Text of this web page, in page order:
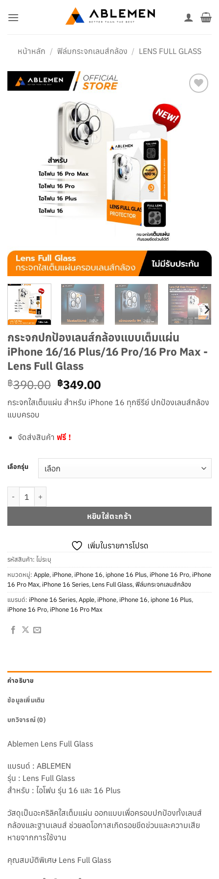
หน้าหลัก / ฟิล์มกระจกเลนส์กล้อง / LENS FULL GLASS
กระจกปกป้องเลนส์กล้องเเบบเต็มเเผ่น
iPhone 16/16 Plus/16 Pro/16 Pro Max -
Lens Full Glass
฿390.00 Original
price
was:
฿349.00Current
price
is:
กระจกใสเต็มแผ่น สำหรับ iPhone 16 ทุกซีรีย์ ปกป้องเลนส์กล้อง
แบบครอบ
จัดส่งสินค้า ฟรี !
เลือกรุ่น
จำนวน กระจกปกป้องเลนส์กล้องเเบบเต็มเเผ่น iPhone 16/16 Plus/
หยิบใส่ตะกร้า
เพิ่มในรายการโปรด
รหัสสินค้า: ไม่ระบุ
หมวดหมู่: Apple, iPhone, iPhone 16, iphone 16 Plus, iPhone 16 Pro, iPhone
16 Pro Max, iPhone 16 Series, Lens Full Glass,ฟิล์มกระจกเลนส์กล้อง
แบรนด์: iPhone 16 Series,Apple, iPhone, iPhone 16, iphone 16 Plus,
iPhone 16 Pro, iPhone 16 Pro Max
คำอธิบาย
ข้อมูลเพิ่มเติม
บทวิจารณ์ (0)
Ablemen Lens Full Glass
แบรนด์ : ABLEMEN
รุ่น : Lens Full Glass
สำหรับ : ไอโฟน รุ่น 16 และ 16 Plus
วัสดุเป็นอะคริลิคใสเต็มแผ่น ออกแบบเพื่อครอบปกป้องทั้งเลนส์
กล้องและฐานเลนส์ ช่วยลดโอกาสเกิดรอยขีดข่วนและความเสีย
หายจากการใช้งาน
คุณสมบัติพิเศษ Lens Full Glass